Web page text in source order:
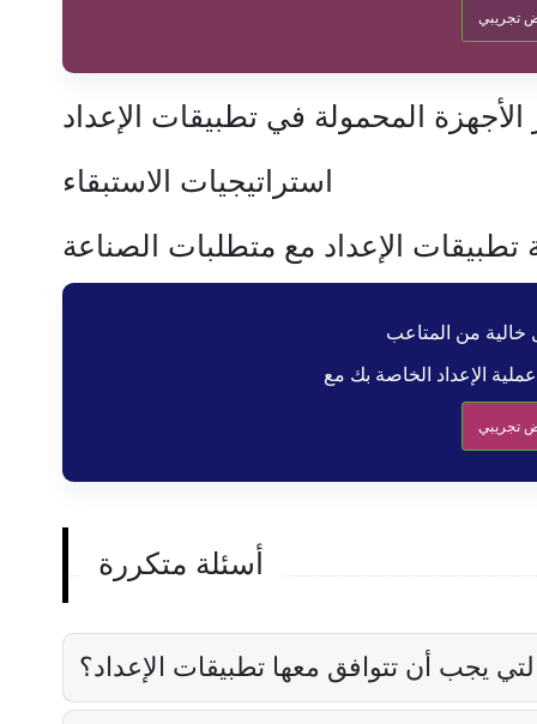
تجريبي
المحمولة في تطبيقات الإعداد
استراتيجيات الاستبقاء
تطبيقات الإعداد مع متطلبات الصناعة
تجريبي
أسئلة متكررة
يجب أن تتوافق معها تطبيقات الإعداد؟